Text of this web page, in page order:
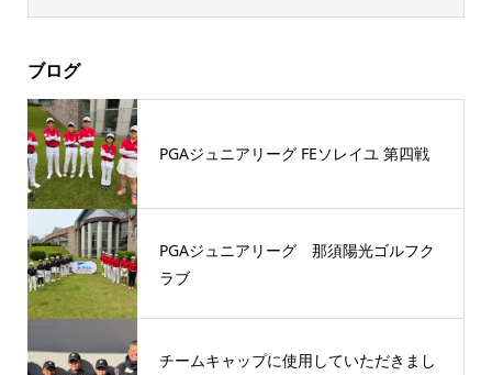
ブログ
PGAジュニアリーグ FEソレイユ 第四戦
PGAジュニアリーグ 那須陽光ゴルフク
ラブ
チームキャップに使用していただきまし